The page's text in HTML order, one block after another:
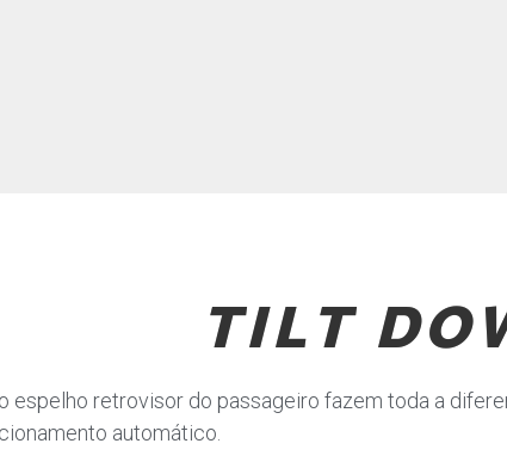
TILT
espelho retrovisor do passageiro fazem toda a
automático.